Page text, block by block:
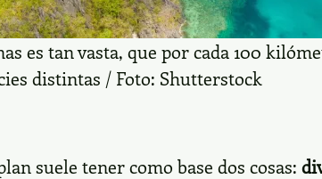
es tan vasta, que por cada 100
distintas / Foto: Shutterstock
suele tener como base dos cosas: